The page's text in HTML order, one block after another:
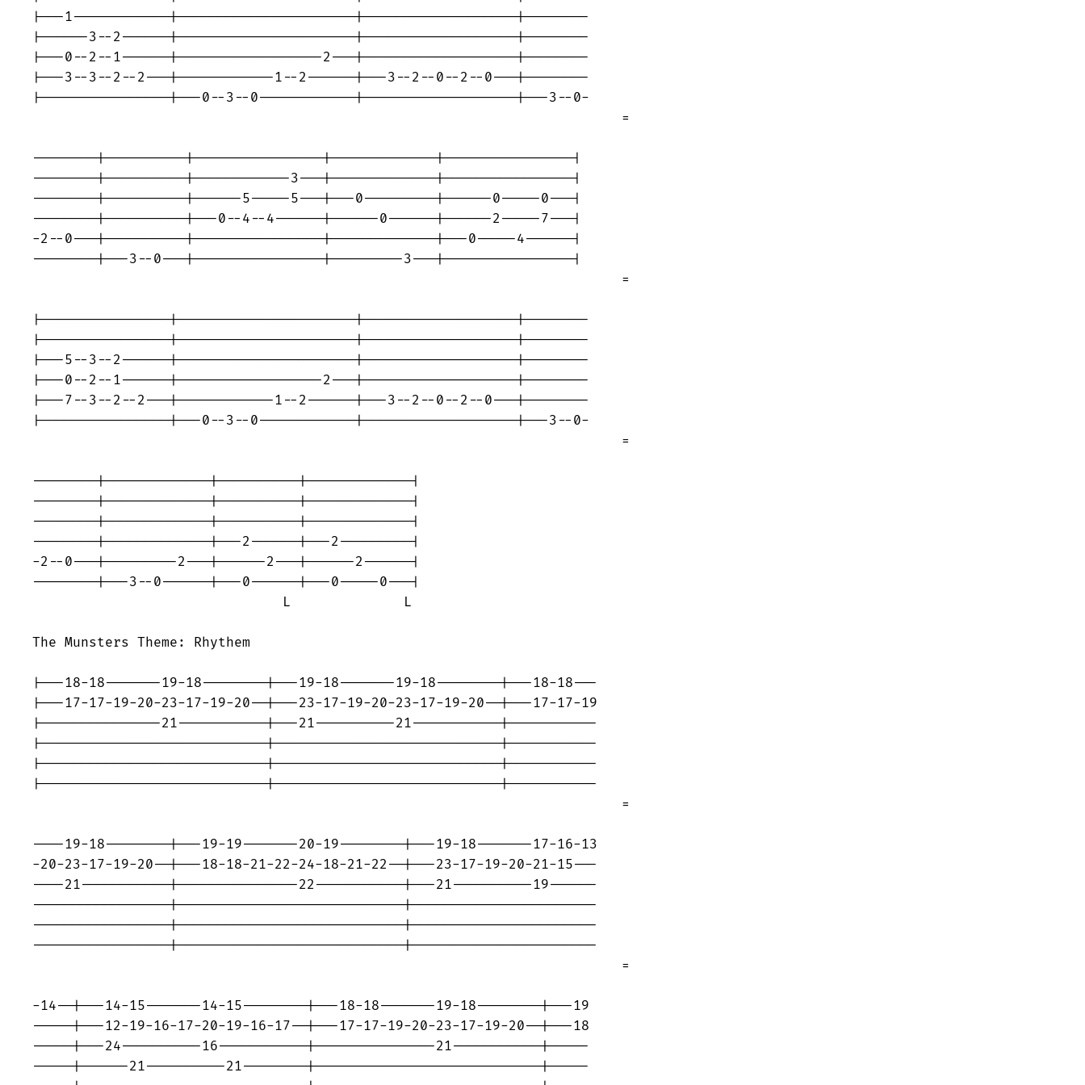
|---1------------|----------------------|-------------------|--------
|------3--2------|----------------------|-------------------|--------
|---0--2--1------|------------------2---|-------------------|--------
|---3--3--2--2---|------------1--2------|---3--2--0--2--0---|--------
|----------------|---0--3--0------------|-------------------|---3--0-
                                                                         =
--------|----------|----------------|-------------|----------------|
--------|----------|------------3---|-------------|----------------|
--------|----------|------5-----5---|---0---------|------0-----0---|
--------|----------|---0--4--4------|------0------|------2-----7---|
-2--0---|----------|----------------|-------------|---0-----4------|
--------|---3--0---|----------------|---------3---|----------------|
                                                                         =
|----------------|----------------------|-------------------|--------
|----------------|----------------------|-------------------|--------
|---5--3--2------|----------------------|-------------------|--------
|---0--2--1------|------------------2---|-------------------|--------
|---7--3--2--2---|------------1--2------|---3--2--0--2--0---|--------
|----------------|---0--3--0------------|-------------------|---3--0-
                                                                         =
--------|-------------|----------|-------------|
--------|-------------|----------|-------------|
--------|-------------|----------|-------------|
--------|-------------|---2------|---2---------|
-2--0---|---------2---|------2---|------2------|
--------|---3--0------|---0------|---0-----0---|
                               L              L
The Munsters Theme: Rhythem
|---18-18-------19-18--------|---19-18-------19-18--------|---18-18---
|---17-17-19-20-23-17-19-20--|---23-17-19-20-23-17-19-20--|---17-17-19
|---------------21-----------|---21----------21-----------|-----------
|----------------------------|----------------------------|-----------
|----------------------------|----------------------------|-----------
|----------------------------|----------------------------|-----------
                                                                         =
----19-18--------|---19-19-------20-19--------|---19-18-------17-16-13
-20-23-17-19-20--|---18-18-21-22-24-18-21-22--|---23-17-19-20-21-15---
----21-----------|---------------22-----------|---21----------19------
-----------------|----------------------------|-----------------------
-----------------|----------------------------|-----------------------
-----------------|----------------------------|-----------------------
                                                                         =
-14--|---14-15-------14-15--------|---18-18-------19-18--------|---19
-----|---12-19-16-17-20-19-16-17--|---17-17-19-20-23-17-19-20--|---18
-----|---24----------16-----------|---------------21-----------|-----
-----|------21----------21--------|----------------------------|-----